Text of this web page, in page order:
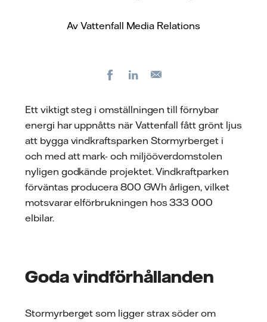
Av Vattenfall Media Relations
FacebookLinkedIn
Ett viktigt steg i omställningen till förnybar
energi har uppnåtts när Vattenfall fått grönt ljus
att bygga vindkraftsparken Stormyrberget i
och med att mark- och miljööverdomstolen
nyligen godkände projektet. Vindkraftparken
förväntas producera 800 GWh årligen, vilket
motsvarar elförbrukningen hos 333 000
elbilar.
Goda vindförhållanden
Stormyrberget som ligger strax söder om